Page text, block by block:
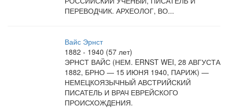
ПЕРЕВОДЧИК. АРХЕОЛОГ, ВО...
Вайс Эрнст
1882 - 1940 (57 лет)
ЭРНСТ ВАЙС (НЕМ. ERNST WEI, 28 АВГУСТА
1882, БРНО — 15 ИЮНЯ 1940, ПАРИЖ) —
НЕМЕЦКОЯЗЫЧНЫЙ АВСТРИЙСКИЙ
ПИСАТЕЛЬ И ВРАЧ ЕВРЕЙСКОГО
ПРОИСХОЖДЕНИЯ.